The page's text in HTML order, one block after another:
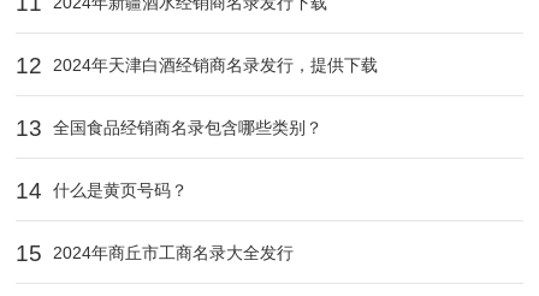
12 2024年天津白酒经销商名录发行，提供下载
13 全国食品经销商名录包含哪些类别？
14 什么是黄页号码？
15 2024年‌商丘市工商名录大全发行